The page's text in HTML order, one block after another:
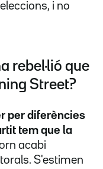
i no
rebel·lió que
Street?
per diferències
tem que la
acabi
S'estimen